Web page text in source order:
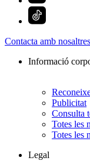
Contacta amb nosaltres
Informació
Publicitat
Consulta
Totes les
Totes les
Legal